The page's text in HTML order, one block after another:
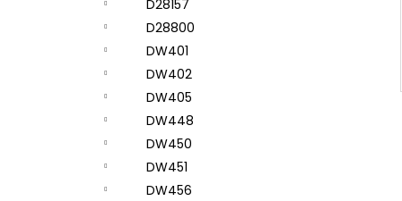
D28157
D28800
DW401
DW402
DW405
DW448
DW450
DW451
DW456